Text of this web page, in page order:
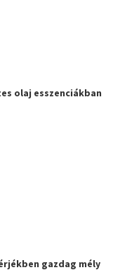
olaj esszenciákban
gazdag mély